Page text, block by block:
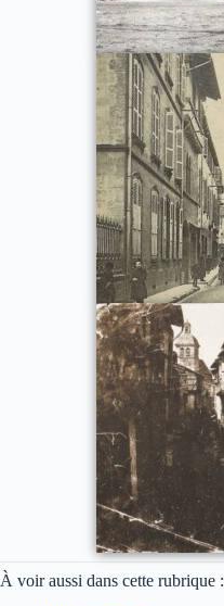
À voir aussi dans cette rubrique :